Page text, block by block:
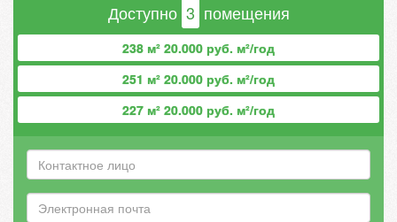
Доступно 3 помещения
238 м² 20.000 руб. м²/год
251 м² 20.000 руб. м²/год
227 м² 20.000 руб. м²/год